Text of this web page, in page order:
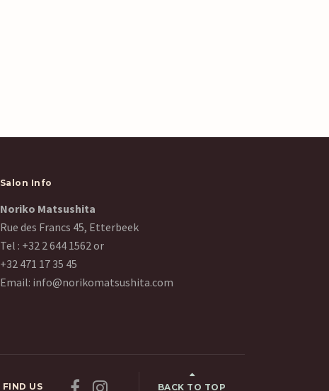
Salon Info
Noriko Matsushita
Rue des Francs 45, Etterbeek
Tel : +32 2 644 1562or
+32 471 17 35 45
Email: info@norikomatsushita.com
BACK TO TOP
FIND US